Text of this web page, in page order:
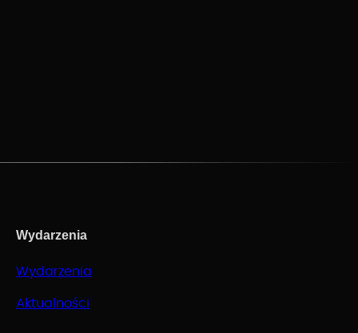
Wydarzenia
Wydarzenia
Aktualności